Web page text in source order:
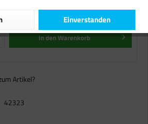
Lieferzeit ca. 1-2 Werktage
In denWarenkorb
Artikel?
42323
Einverstanden